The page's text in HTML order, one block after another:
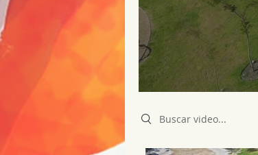
Search videos